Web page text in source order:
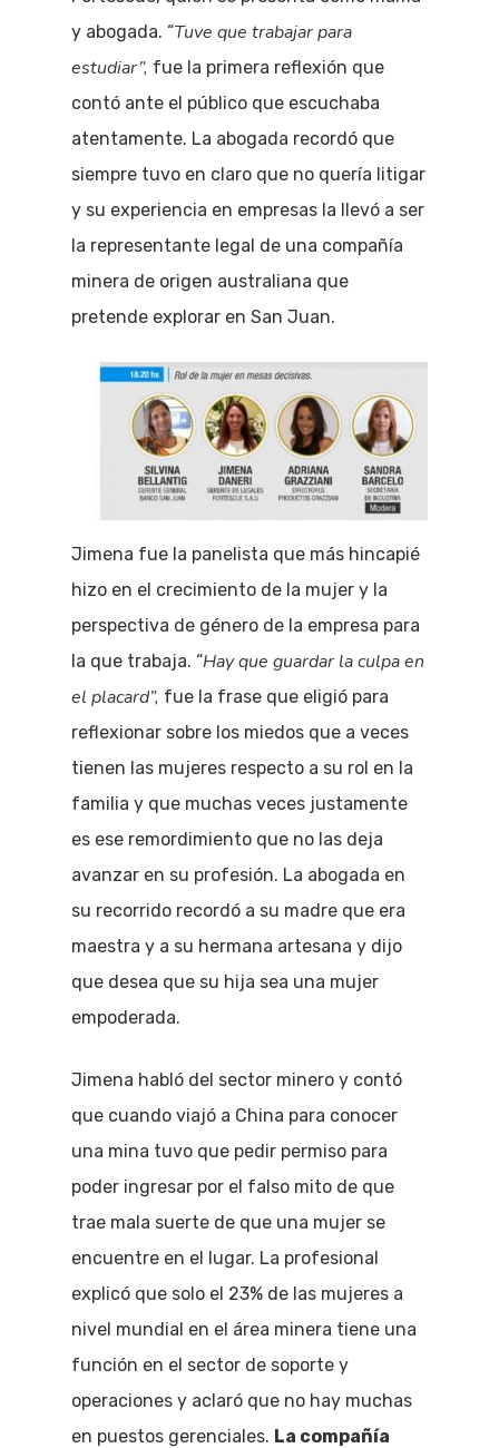
y abogada. “Tuve que trabajar para
estudiar”, fue la primera reflexión que
contó ante el público que escuchaba
atentamente. La abogada recordó que
siempre tuvo en claro que no quería litigar
y su experiencia en empresas la llevó a ser
la representante legal de una compañía
minera de origen australiana que
pretende explorar en San Juan.
Jimena fue la panelista que más hincapié
hizo en el crecimiento de la mujer y la
perspectiva de género de la empresa para
la que trabaja. “Hay que guardar la culpa en
el placard”, fue la frase que eligió para
reflexionar sobre los miedos que a veces
tienen las mujeres respecto a su rol en la
familia y que muchas veces justamente
es ese remordimiento que no las deja
avanzar en su profesión. La abogada en
su recorrido recordó a su madre que era
maestra y a su hermana artesana y dijo
que desea que su hija sea una mujer
empoderada.
Jimena habló del sector minero y contó
que cuando viajó a China para conocer
una mina tuvo que pedir permiso para
poder ingresar por el falso mito de que
trae mala suerte de que una mujer se
encuentre en el lugar. La profesional
explicó que solo el 23% de las mujeres a
nivel mundial en el área minera tiene una
función en el sector de soporte y
operaciones y aclaró que no hay muchas
en puestos gerenciales. La compañía